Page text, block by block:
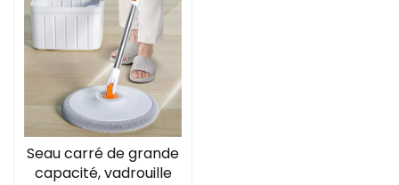
Seau carré de grande
capacité, vadrouille